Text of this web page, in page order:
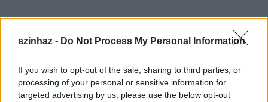
szinhaz - Do Not Process My Personal Information
If you wish to opt-out of the sale, sharing to third parties, or
processing of your personal or sensitive information for
targeted advertising by us, please use the below opt-out